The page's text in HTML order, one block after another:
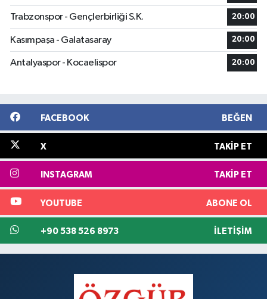
Trabzonspor - Gençlerbirliği S.K. 20:00
Kasımpaşa - Galatasaray 20:00
Antalyaspor - Kocaelispor 20:00
FACEBOOK BEĞEN
X TAKIP ET
INSTAGRAM TAKIP ET
YOUTUBE ABONE OL
+90 538 526 8973 İLETIŞIM